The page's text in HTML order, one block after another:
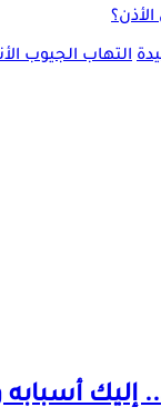
التهاب الجيوب
إليك